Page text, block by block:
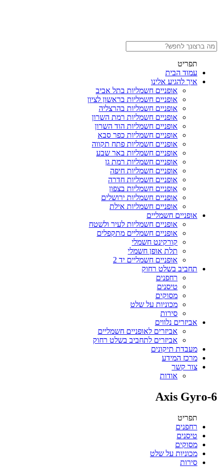
תפריט
עמוד הבית
איך להגיע אלינו
אופניים חשמליות בתל אביב
אופניים חשמליות בראשון לציון
אופניים חשמליות בהרצליה
אופניים חשמליות רמת השרון
אופניים חשמליות הוד השרון
אופניים חשמליות כפר סבא
אופניים חשמליות פתח תקווה
אופניים חשמליות באר שבע
אופניים חשמליות רמת גן
אופניים חשמליות חיפה
אופניים חשמליות חדרה
אופניים חשמליות בצפון
אופניים חשמליות ירושלים
אופניים חשמליות אילת
אופניים חשמליים
אופניים חשמליות לעיר ולשטח
אופניים חשמליים מתקפלים
קורקינט חשמלי
תלת אופן חשמלי
אופניים חשמליים יד 2
תחביב בשלט רחוק
רחפנים
טיסנים
מסוקים
מכוניות על שלט
סירות
אביזרים נלווים
אביזרים לאופניים חשמליים
אביזרים לתחביב בשלט רחוק
מעבדת תיקונים
מרכז המידע
צור קשר
אודות
6-Axis Gyro
תפריט
רחפנים
טיסנים
מסוקים
מכוניות על שלט
סירות